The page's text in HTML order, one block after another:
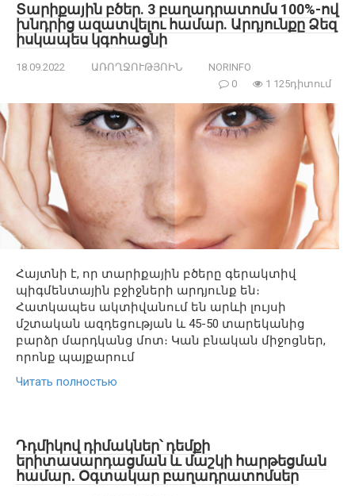
Տարիքային բծեր. 3 բաղադրատոմս 100%-ով
խնդրից ազատվելու համար. Արդյունքը Ձեզ
իսկապես կգոհացնի
18.09.2022 ԱՌՈՂՋՈՒԹՅՈԻՆ
NORINFO
0
1 125դիտում
Հայտնի է, որ տարիքային բծերը գերակտիվ
պիգմենտային բջիջների արդյունք են։
Հատկապես ակտիվանում են արևի լույսի
մշտական ​​ազդեցության և 45-50 տարեկանից
բարձր մարդկանց մոտ։ Կան բնական միջոցներ,
որոնք պայքարում
Читать полностью
Դդմիկով դիմակներ՝ դեմքի
երիտասարդացման և մաշկի հարթեցման
համար․ Օգտակար բաղադրատոմսեր